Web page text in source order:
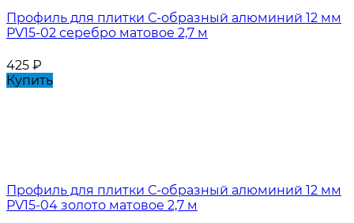
Профиль для плитки С-образный алюминий 12 мм
PV15-02 серебро матовое 2,7 м
425 ₽
Купить
Профиль для плитки С-образный алюминий 12 мм
PV15-04 золото матовое 2,7 м